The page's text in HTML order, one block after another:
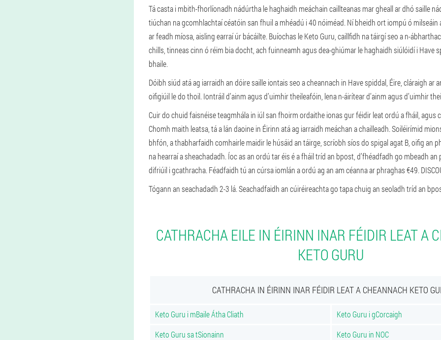
Tá casta i mbith-fhorlíonadh nádúrtha le haghaidh meáchain caillteanas mar gheall ar dhó saille
tiúchan na gcomhlachtaí céatóin san fhuil a mhéadú i 40 nóiméad. Ní bheidh ort iompú ó milseáin
ar feadh míosa, aisling earraí úr bácáilte. Buíochas le Keto Guru, caillfidh na táirgí seo a n-
chills, tinneas cinn ó réim bia docht, ach fuinneamh agus dea-ghiúmar le haghaidh siúlóidí i Have
bhaile.
Dóibh siúd atá ag iarraidh an dóire saille iontais seo a cheannach in Have spiddal, Éire, cláraigh ar
oifigiúil le do thoil. Iontráil d’ainm agus d’uimhir theileafóin, lena n-áirítear d’ainm agus d’uimhir
Cuir do chuid faisnéise teagmhála in iúl san fhoirm ordaithe ionas gur féidir leat ordú a fháil, agus
Chomh maith leatsa, tá a lán daoine in Éirinn atá ag iarraidh meáchan a chailleadh. Soiléirímid
bhfón, a thabharfaidh comhairle maidir le húsáid an táirge, scríobh síos do spigal agat B, oifig an
na hearraí a sheachadadh. Íoc as an ordú tar éis é a fháil tríd an bpost, d’fhéadfadh go mbeadh
difriúil i gcathracha. Féadfaidh tú an cúrsa iomlán a ordú ag an am céanna ar phraghas €49.
Tógann an seachadadh 2-3 lá. Seachadfaidh an cúiréireachta go tapa chuig an seoladh tríd an
CATHRACHA EILE IN ÉIRINN INAR FÉIDIR LEAT A
KETO GURU
CATHRACHA IN ÉIRINN INAR FÉIDIR LEAT A CHEANNACH KETO
Keto Guru i mBaile Átha Cliath
Keto Guru i gCorcaigh
Keto Guru sa tSionainn
Keto Guru in NOC